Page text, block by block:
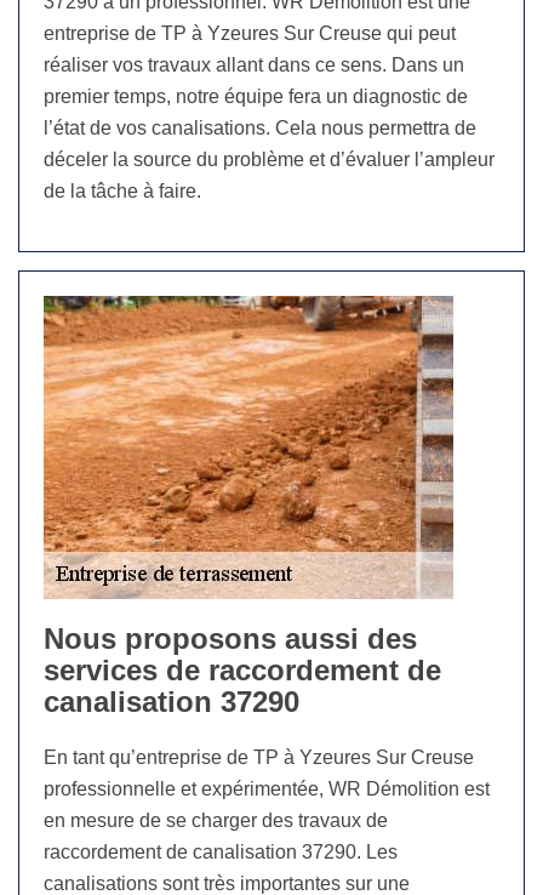
entreprise de TP à Yzeures Sur Creuse qui peut
réaliser vos travaux allant dans ce sens. Dans un
premier temps, notre équipe fera un diagnostic de
l’état de vos canalisations. Cela nous permettra de
déceler la source du problème et d’évaluer l’ampleur
de la tâche à faire.
Nous proposons aussi des
services de raccordement de
canalisation 37290
En tant qu’entreprise de TP à Yzeures Sur Creuse
professionnelle et expérimentée, WR Démolition est
en mesure de se charger des travaux de
raccordement de canalisation 37290. Les
canalisations sont très importantes sur une